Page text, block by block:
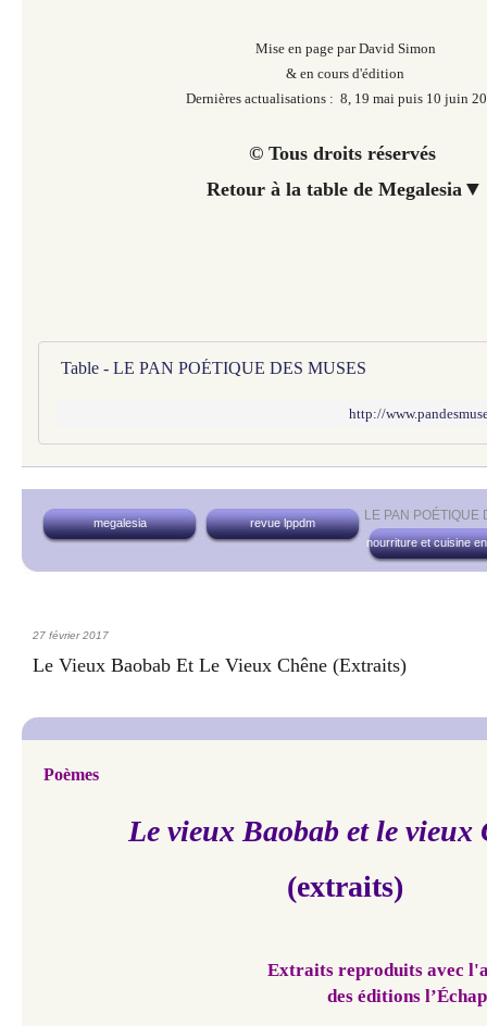
Mise en page par David Simon
& en cours d'édition
Dernières actualisations : 8, 19 mai puis 10 juin
© Tous droits réservés
Retour à la table de Megalesia ▼
Table - LE PAN POÉTIQUE DES MUSES
http://
LE PAN POÉTIQUE
megalesia
revue lppdm
nourriture et cuisine
27 février 2017
Le Vieux Baobab Et Le Vieux Chêne (extraits)
Poèmes
Le vieux Baobab et le vieux
(extraits)
Extraits reproduits avec
des éditions